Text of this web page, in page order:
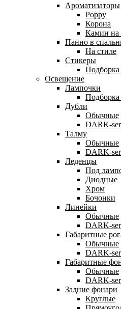
Ароматизаторы
Poppy
Корона
Камин на
Панно в
На стиле
Стикеры
Освещение
Лампочки
Дубли
Обычные
DARK-
Талму
Обычные
DARK-
Леденцы
Под
Диодные
Хром
Бочонки
Линейки
Обычные
DARK-
Габаритные
Обычные
DARK-
Габаритные
Обычные
DARK-
Задние фонари
Круглые